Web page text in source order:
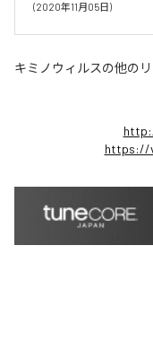
(2020年11月05日)
キミノウィルスの他のリ
https://